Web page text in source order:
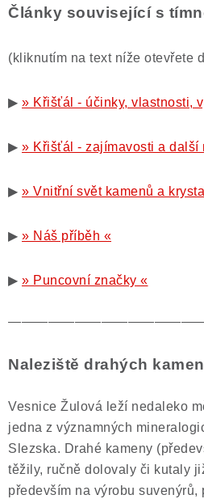
Články související s
(kliknutím na text níže otevřete
▶ » Křišťál - účinky, vlastnosti,
▶ » Křišťál - zajímavosti a další
▶ » Vnitřní svět kamenů a
▶ » Náš příběh «
▶ » Puncovní značky «
Naleziště drahých
Vesnice Žulová leží nedaleko
jedna z významných
Slezska. Drahé kameny
těžily, ručně dolovaly či kutaly
především na výrobu suvenýrů,